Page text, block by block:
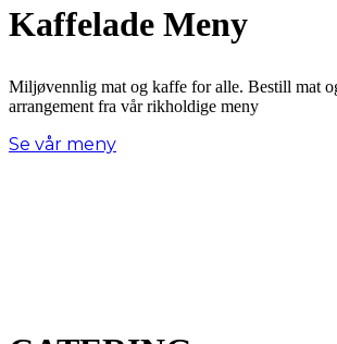
Kaffelade Meny
Miljøvennlig mat og kaffe for alle. Bestill mat
arrangement fra vår rikholdige meny
Se vår meny